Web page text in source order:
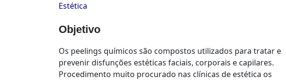
Estética
Objetivo
Os peelings químicos são compostos utilizados para tratar e
prevenir disfunções estéticas faciais, corporais e capilares.
Procedimento muito procurado nas clínicas de estética os